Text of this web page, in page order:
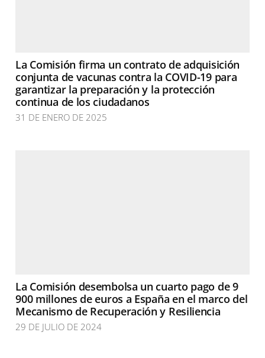
La Comisión firma un contrato de adquisición
conjunta de vacunas contra la COVID-19 para
garantizar la preparación y la protección
continua de los ciudadanos
31 DE ENERO DE 2025
La Comisión desembolsa un cuarto pago de 9
900 millones de euros a España en el marco del
Mecanismo de Recuperación y Resiliencia
29 DE JULIO DE 2024